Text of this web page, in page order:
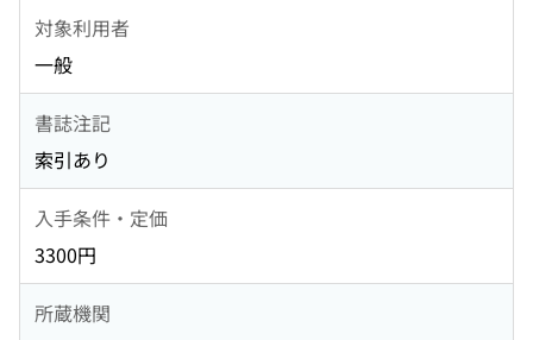
対象利用者
一般
書誌注記
索引あり
入手条件・定価
3300円
所蔵機関